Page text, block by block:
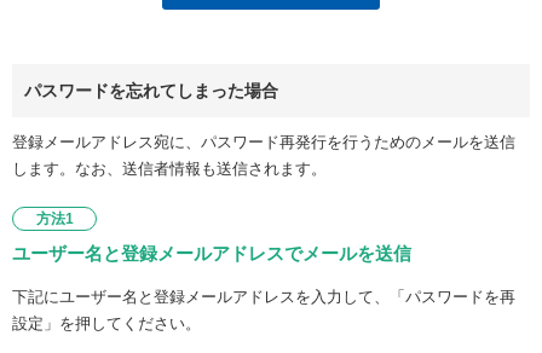
パスワードを忘れてしまった場合
登録メールアドレス宛に、パスワード再発行を行うためのメールを送信
します。なお、送信者情報も送信されます。
方法1
ユーザー名と登録メールアドレスでメールを送信
下記にユーザー名と登録メールアドレスを入力して、「パスワードを再
設定」を押してください。